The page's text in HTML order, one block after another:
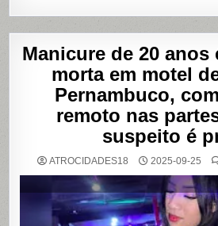
Manicure de 20 anos
morta em motel
Pernambuco,
remoto nas
suspeito é
ATROCIDADES18 2025-09-25